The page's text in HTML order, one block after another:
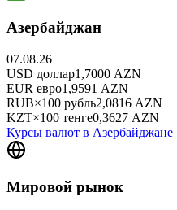
Азербайджан
07.08.26
USD доллар1,7000 AZN
EUR евро1,9591 AZN
RUB×100 рубль2,0816 AZN
KZT×100 тенге0,3627 AZN
Курсы валют в Азербайджане
Мировой рынок